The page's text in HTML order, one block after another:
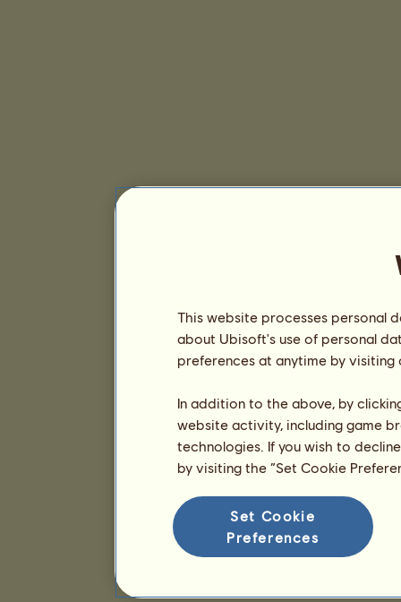
This website processes personal
about Ubisoft's use of personal
preferences at anytime by
In addition to the above, by
website activity, including game
technologies. If you wish to
by visiting the “Set Cookie
Set Cookie
Preferences